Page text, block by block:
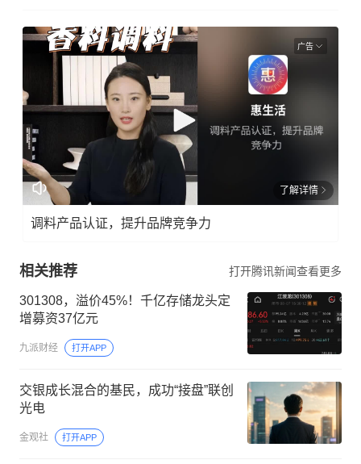
广告
了解详情
调料产品认证，提升品牌竞争力
相关推荐 打开腾讯新闻查看更多
301308，溢价45%！千亿存储龙头定
增募资37亿元
九派财经 打开APP
交银成长混合的基民，成功“接盘”联创
光电
金观社 打开APP